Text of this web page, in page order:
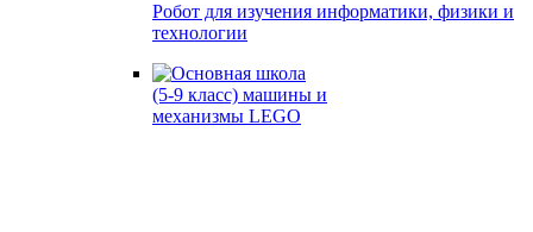
Робот для изучения информатики, физики и
технологии